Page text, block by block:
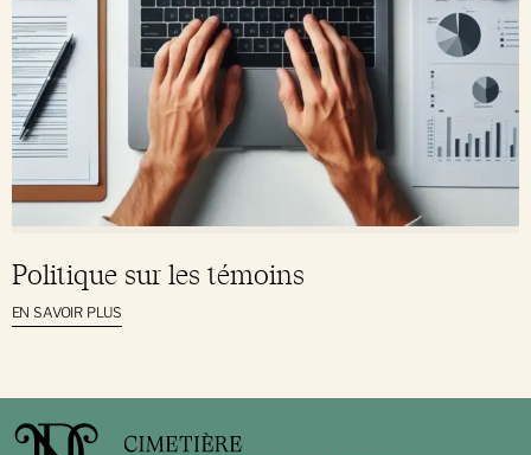
Politique sur les témoins
EN SAVOIR PLUS